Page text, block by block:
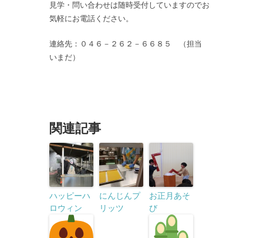
見学・問い合わせは随時受付していますのでお
気軽にお電話ください。
連絡先：０４６－２６２－６６８５ （担当
いまだ）
関連記事
ハッピーハ
ロウィン
にんじんプ
リッツ
お正月あそ
び